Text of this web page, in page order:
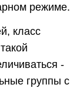
режиме.
класс
-
группы с